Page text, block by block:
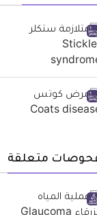
متعلقة